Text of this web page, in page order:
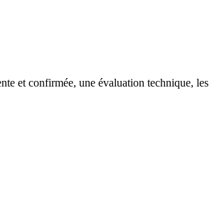
et confirmée, une évaluation technique, les